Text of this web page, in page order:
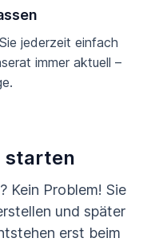
jederzeit einfach
immer aktuell –
starten
Kein Problem! Sie
und später
erst beim